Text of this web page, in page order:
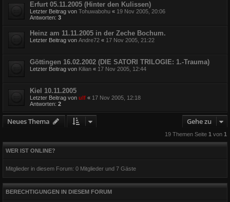
Erfurt 05.11.2005 (Hinter den Kulissen)
Letzter Beitrag von Tohuwabohu « 19 Nov 2005, 20:06
Antworten: 3
Heinz am 11.11.2005 in der Zeche Bochum.
Letzter Beitrag von Andre72 « 17 Nov 2005, 21:22
Göttingen 16.02.2002 (DIE SATORI TRILOGIE: 1.-Trauma)
Letzter Beitrag von Kilian « 17 Nov 2005, 12:44
Kiel 10.11.2005
Letzter Beitrag von ulf « 17 Nov 2005, 12:18
Antworten: 2
Neues Thema Gehe zu
19 Themen Seite 1 von 1
WER IST ONLINE?
Mitglieder in diesem Forum: 0 Mitglieder und 7 Gäste
BERECHTIGUNGEN IN DIESEM FORUM